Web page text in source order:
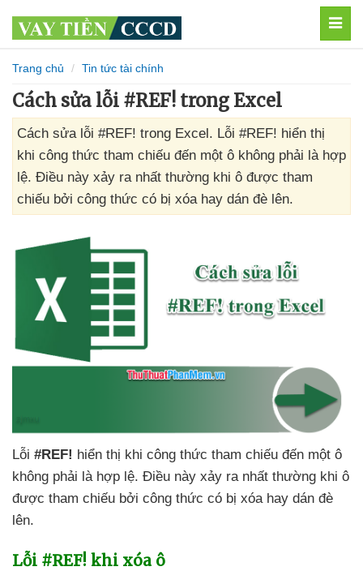
Trang chủ Tin tức tài chính
Cách sửa lỗi #REF! trong Excel
Cách sửa lỗi #REF! trong Excel. Lỗi #REF! hiển thị
khi công thức tham chiếu đến một ô không phải là hợp
lệ. Điều này xảy ra nhất thường khi ô được tham
chiếu bởi công thức có bị xóa hay dán đè lên.
Lỗi #REF! hiển thị khi công thức tham chiếu đến một ô
không phải là hợp lệ. Điều này xảy ra nhất thường khi ô
được tham chiếu bởi công thức có bị xóa hay dán đè
lên.
Lỗi #REF! khi xóa ô